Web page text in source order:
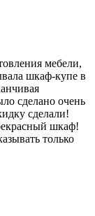
мебели,
шкаф-купе в
сделано очень
сделали!
шкаф!
только